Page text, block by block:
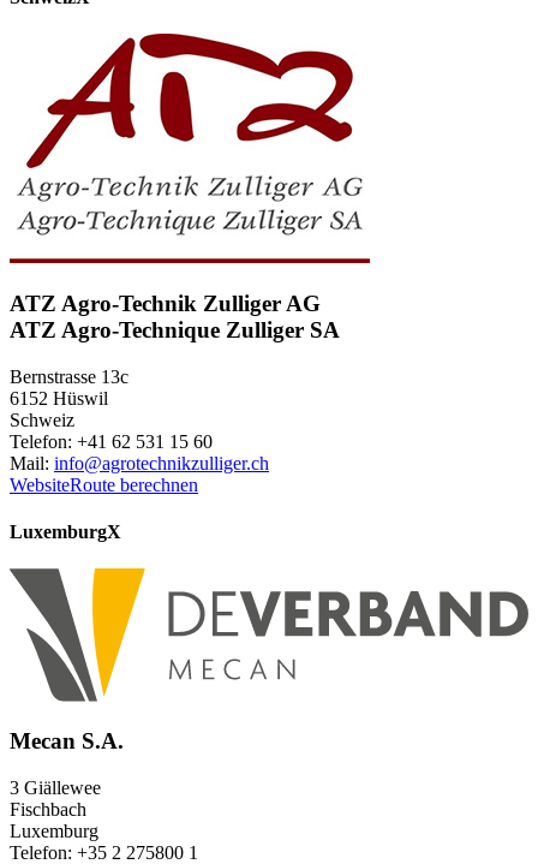
ATZ Agro-Technik Zulliger AG
ATZ Agro-Technique Zulliger SA
Bernstrasse 13c
6152 Hüswil
Schweiz
Telefon: +41 62 531 15 60
Mail: info@agrotechnikzulliger.ch
WebsiteRoute berechnen
LuxemburgX
Mecan S.A.
3 Giällewee
Fischbach
Luxemburg
Telefon: +35 2 275800 1